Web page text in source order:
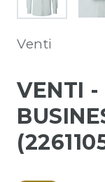
Venti
VENTI -